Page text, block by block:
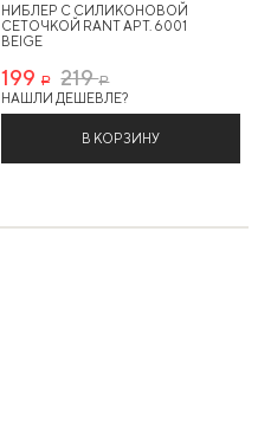
НИБЛЕР С СИЛИКОНОВОЙ
СЕТОЧКОЙ RANT АРТ. 6001
BEIGE
199 Р 219Р
НАШЛИ ДЕШЕВЛЕ?
В КОРЗИНУ